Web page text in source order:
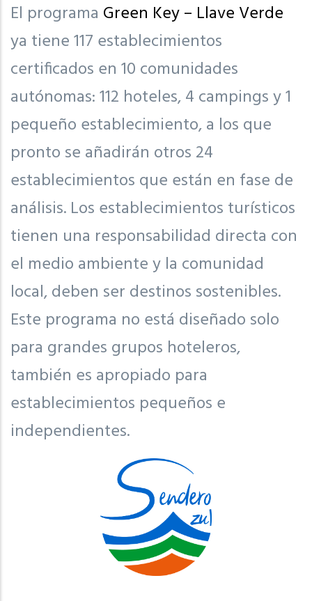
El programa Green Key – Llave Verde
ya tiene 117 establecimientos
certificados en 10 comunidades
autónomas: 112 hoteles, 4 campings y 1
pequeño establecimiento, a los que
pronto se añadirán otros 24
establecimientos que están en fase de
análisis. Los establecimientos turísticos
tienen una responsabilidad directa con
el medio ambiente y la comunidad
local, deben ser destinos sostenibles.
Este programa no está diseñado solo
para grandes grupos hoteleros,
también es apropiado para
establecimientos pequeños e
independientes.